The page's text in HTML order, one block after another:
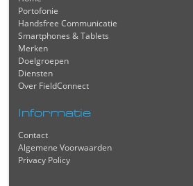
Portofonie
Handsfree Communicatie
Smartphones & Tablets
Merken
Doelgroepen
Diensten
Over FieldConnect
Informatie
Contact
Algemene Voorwaarden
Privacy Policy